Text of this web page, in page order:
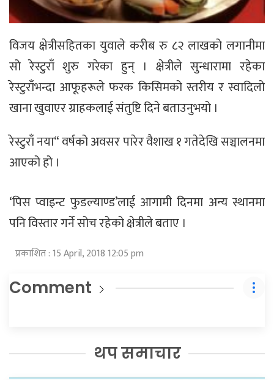
विजय क्षेत्रीसहितका युवाले करीब रु ८२ लाखको लगानीमा
सो रेस्टुराँ शुरु गरेका हुन् । क्षेत्रीले सुन्धारामा रहेका
रेस्टुराँभन्दा आफूहरूले फरक किसिमको स्तरीय र स्वादिलो
खाना खुवाएर ग्राहकलाई संतुष्टि दिने बताउनुभयो ।
रेस्टुराँ नया“ वर्षको अवसर पारेर वैशाख १ गतेदेखि सञ्चालनमा
आएको हो ।
‘पिस प्वाइन्ट फुडल्याण्ड’लाई आगामी दिनमा अन्य स्थानमा
पनि विस्तार गर्ने सोच रहेको क्षेत्रीले बताए ।
प्रकाशित : 15 April, 2018 12:05 pm
Comment
थप समाचार